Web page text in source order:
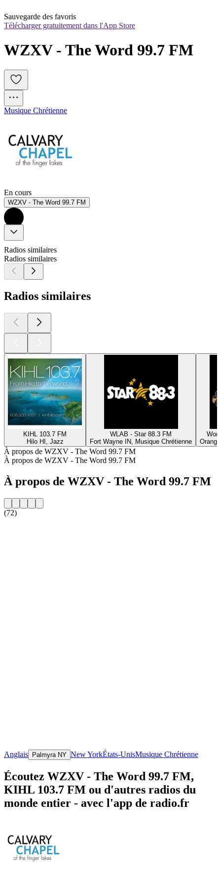
Sauvegarde des favoris
Télécharger gratuitement dans l'App Store
WZXV - The Word 99.7 FM
Musique Chrétienne
En cours
WZXV - The Word 99.7 FM
Radios similaires
Radios similaires
Radios similaires
KIHL 103.7 FM
Hilo HI, Jazz
WLAB - Star 88.3 FM
Fort Wayne IN, Musique Chrétienne
À propos de WZXV - The Word 99.7 FM
À propos de WZXV - The Word 99.7 FM
À propos de WZXV - The Word 99.7 FM
(72)
Anglais Palmyra NY New YorkÉtats-UnisMusique Chrétienne
Écoutez WZXV - The Word 99.7 FM,
KIHL 103.7 FM ou d'autres radios du
monde entier - avec l'app de radio.fr